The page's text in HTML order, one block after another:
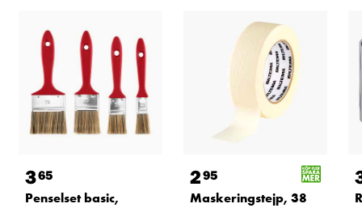
365
Penselset basic,
295
Maskeringstejp, 38